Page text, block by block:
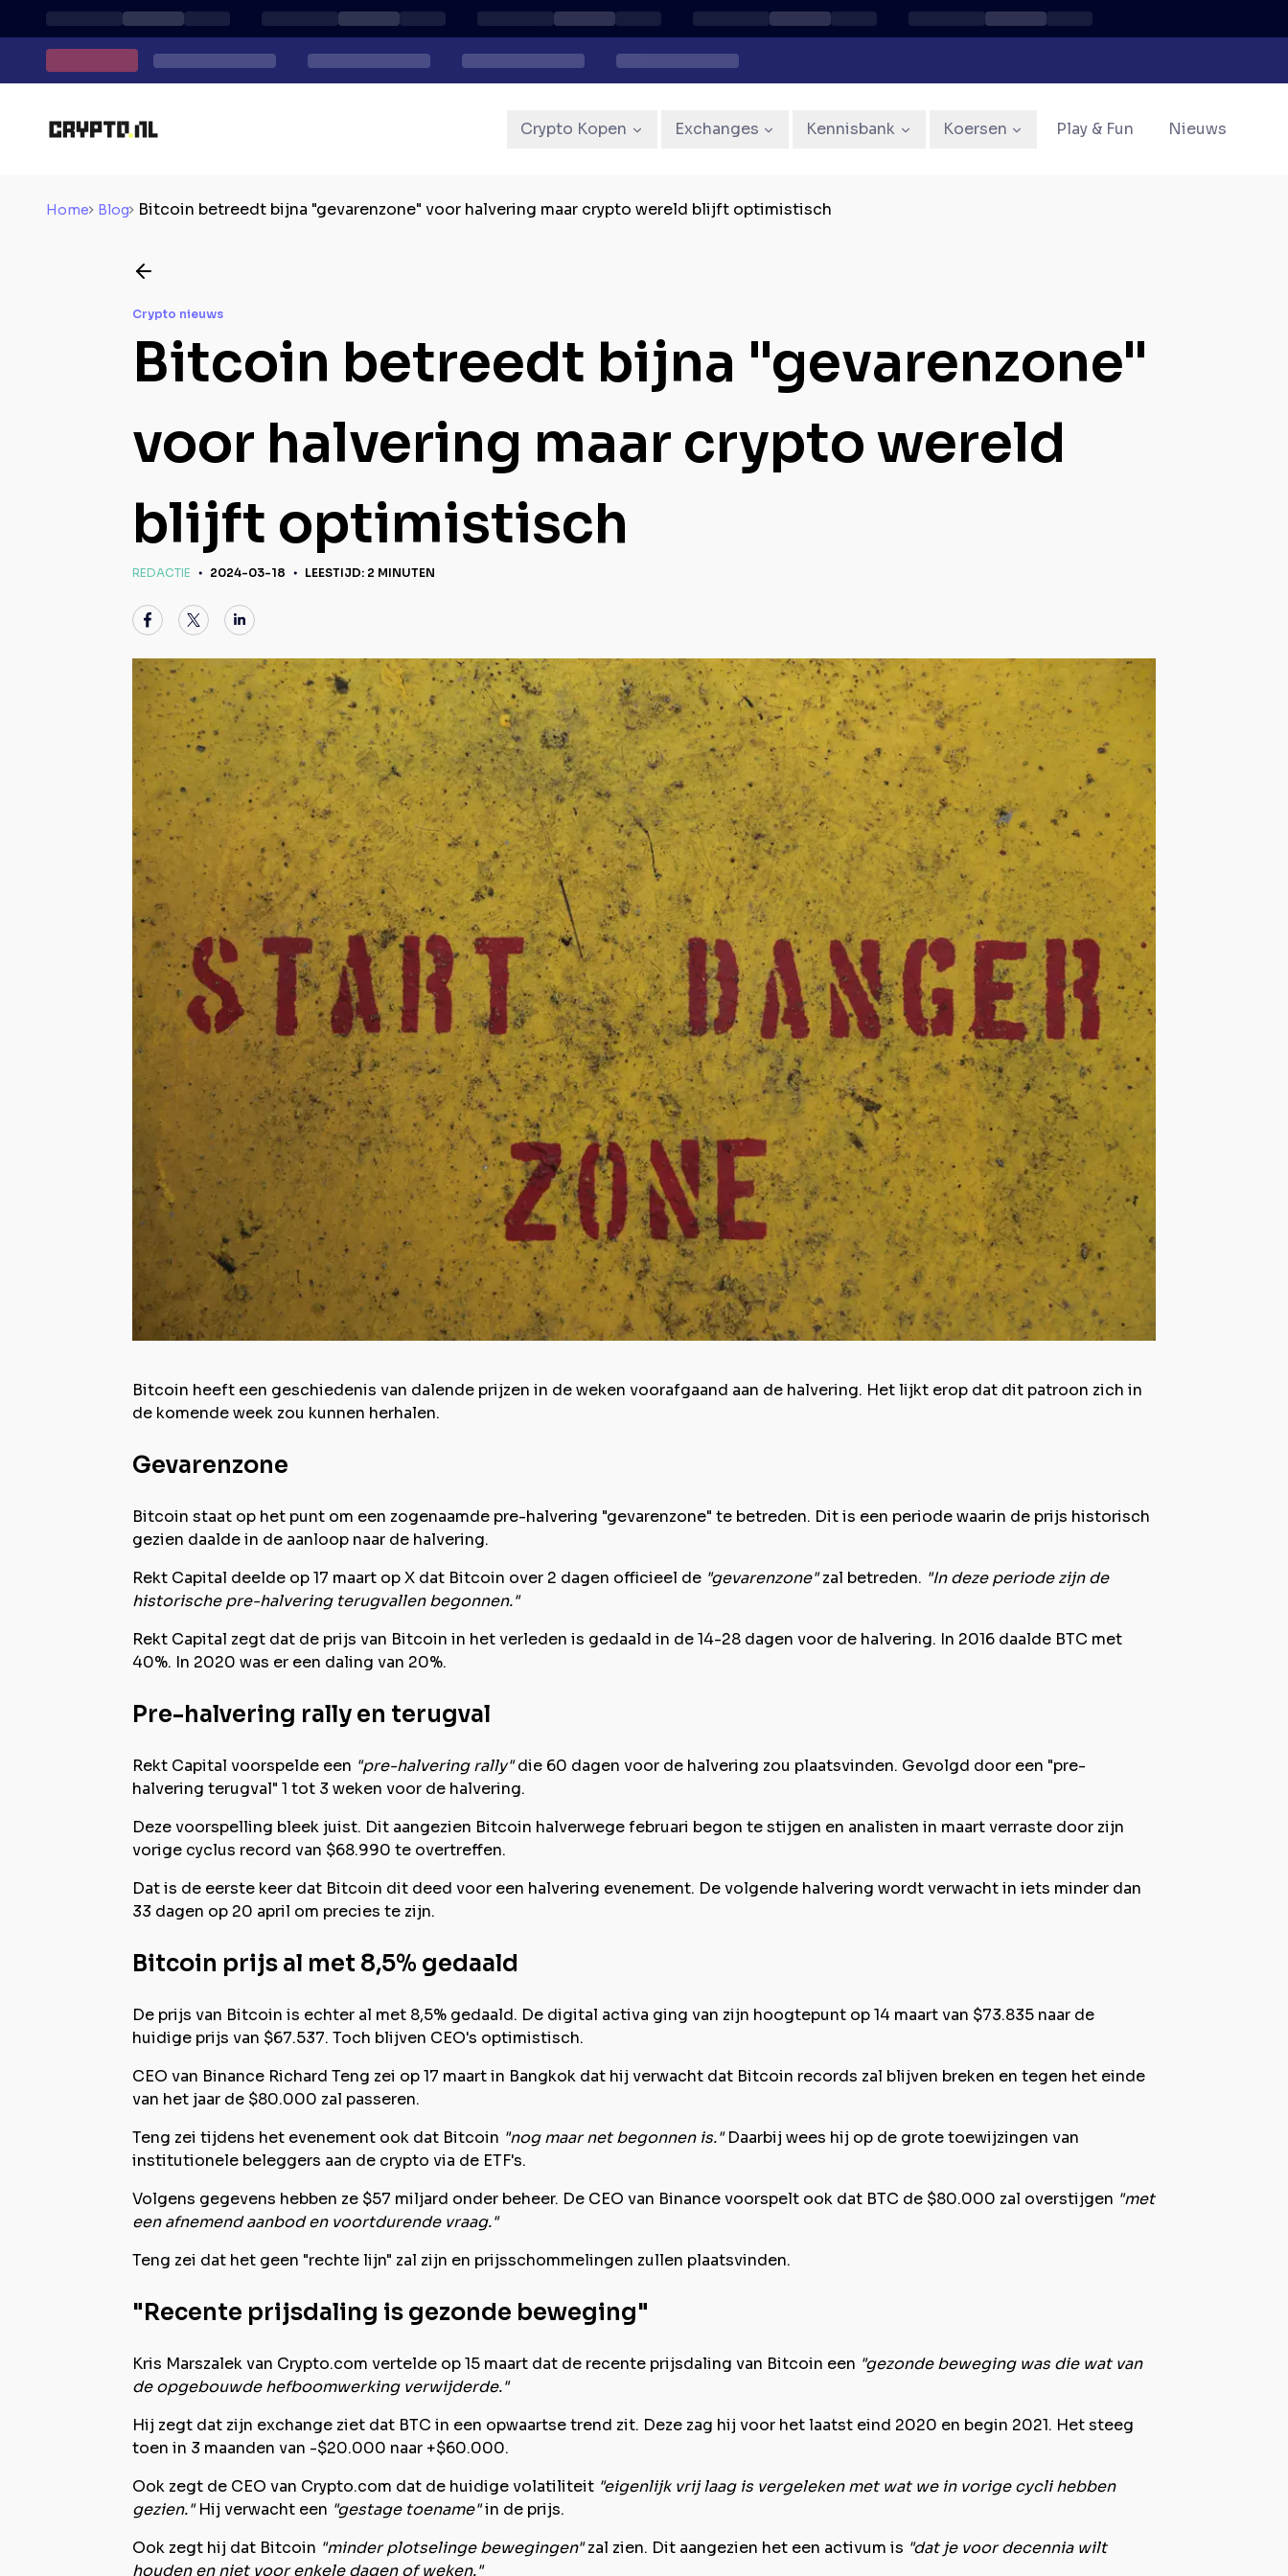
Crypto Kopen Exchanges Kennisbank Koersen Play & Fun Nieuws
Home Blog Bitcoin betreedt bijna "gevarenzone" voor halvering maar crypto wereld blijft optimistisch
Crypto nieuws
Bitcoin betreedt bijna "gevarenzone"
voor halvering maar crypto wereld
blijft optimistisch
REDACTIE 2024-03-18 LEESTIJD: 2 MINUTEN
Bitcoin heeft een geschiedenis van dalende prijzen in de weken voorafgaand aan de halvering. Het lijkt erop dat dit patroon zich in
de komende week zou kunnen herhalen.
Gevarenzone
Bitcoin staat op het punt om een zogenaamde pre-halvering "gevarenzone" te betreden. Dit is een periode waarin de prijs historisch
gezien daalde in de aanloop naar de halvering.
Rekt Capital deelde op 17 maart op X dat Bitcoin over 2 dagen officieel de "gevarenzone"zal betreden. "In deze periode zijn de
historische pre-halvering terugvallen begonnen."
Rekt Capital zegt dat de prijs van Bitcoin in het verleden is gedaald in de 14-28 dagen voor de halvering. In 2016 daalde BTC met
40%. In 2020 was er een daling van 20%.
Pre-halvering rally en terugval
Rekt Capital voorspelde een "pre-halvering rally"die 60 dagen voor de halvering zou plaatsvinden. Gevolgd door een "pre-
halvering terugval" 1 tot 3 weken voor de halvering.
Deze voorspelling bleek juist. Dit aangezien Bitcoin halverwege februari begon te stijgen en analisten in maart verraste door zijn
vorige cyclus record van $68.990 te overtreffen.
Dat is de eerste keer dat Bitcoin dit deed voor een halvering evenement. De volgende halvering wordt verwacht in iets minder dan
33 dagen op 20 april om precies te zijn.
Bitcoin prijs al met 8,5% gedaald
De prijs van Bitcoin is echter al met 8,5% gedaald. De digital activa ging van zijn hoogtepunt op 14 maart van $73.835 naar de
huidige prijs van $67.537. Toch blijven CEO's optimistisch.
CEO van Binance Richard Teng zei op 17 maart in Bangkok dat hij verwacht dat Bitcoin records zal blijven breken en tegen het einde
van het jaar de $80.000 zal passeren.
Teng zei tijdens het evenement ook dat Bitcoin "nog maar net begonnen is."Daarbij wees hij op de grote toewijzingen van
institutionele beleggers aan de crypto via de ETF's.
Volgens gegevens hebben ze $57 miljard onder beheer. De CEO van Binance voorspelt ook dat BTC de $80.000 zal overstijgen "met
een afnemend aanbod en voortdurende vraag."
Teng zei dat het geen "rechte lijn" zal zijn en prijsschommelingen zullen plaatsvinden.
"Recente prijsdaling is gezonde beweging"
Kris Marszalek van Crypto.com vertelde op 15 maart dat de recente prijsdaling van Bitcoin een "gezonde beweging was die wat van
de opgebouwde hefboomwerking verwijderde."
Hij zegt dat zijn exchange ziet dat BTC in een opwaartse trend zit. Deze zag hij voor het laatst eind 2020 en begin 2021. Het steeg
toen in 3 maanden van -$20.000 naar +$60.000.
Ook zegt de CEO van Crypto.com dat de huidige volatiliteit "eigenlijk vrij laag is vergeleken met wat we in vorige cycli hebben
gezien."Hij verwacht een "gestage toename"in de prijs.
Ook zegt hij dat Bitcoin "minder plotselinge bewegingen"zal zien. Dit aangezien het een activum is "dat je voor decennia wilt
houden en niet voor enkele dagen of weken."